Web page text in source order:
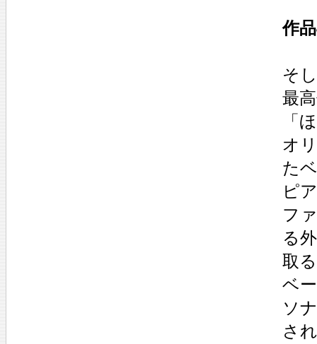
作
そ
最
「
オ
た
ピ
フ
る
取
ベ
ソ
さ